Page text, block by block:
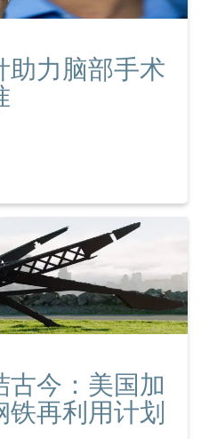
助力脑部手术
古今：美国加
再利用计划